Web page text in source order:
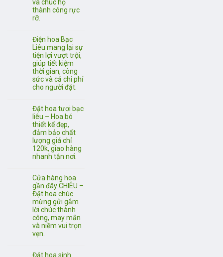
và chúc họ
thành công rực
rỡ.
Điện hoa Bạc
Liêu mang lại sự
tiện lợi vượt trội,
giúp tiết kiệm
thời gian, công
sức và cả chi phí
cho người đặt.
Đặt hoa tươi bạc
liêu – Hoa bó
thiết kế đẹp,
đảm bảo chất
lượng giá chỉ
120k, giao hàng
nhanh tận nơi.
Cửa hàng hoa
gần đây CHIÊU –
Đặt hoa chúc
mừng gửi gắm
lời chúc thành
công, may mắn
và niềm vui trọn
vẹn.
Đặt hoa sinh